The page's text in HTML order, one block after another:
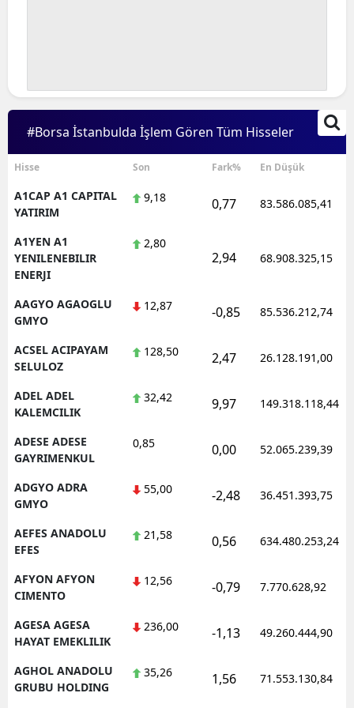
#Borsa İstanbulda İşlem Gören Tüm Hisseler
Hisse Son Fark% En Düşük
A1CAP A1 CAPITAL
YATIRIM
9,18 0,77 83.586.085,41
A1YEN A1
YENILENEBILIR
ENERJI
2,80
2,94 68.908.325,15
AAGYO AGAOGLU
GMYO
12,87 -0,85 85.536.212,74
ACSEL ACIPAYAM
SELULOZ
128,50 2,47 26.128.191,00
ADEL ADEL
KALEMCILIK
32,42 9,97 149.318.118,44
ADESE ADESE
GAYRIMENKUL
0,85 0,00 52.065.239,39
ADGYO ADRA
GMYO
55,00 -2,48 36.451.393,75
AEFES ANADOLU
EFES
21,58 0,56 634.480.253,24
AFYON AFYON
CIMENTO
12,56 -0,79 7.770.628,92
AGESA AGESA
HAYAT EMEKLILIK
236,00 -1,13 49.260.444,90
AGHOL ANADOLU
GRUBU HOLDING
35,26 1,56 71.553.130,84